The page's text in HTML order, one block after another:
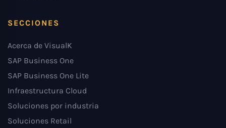
SECCIONES
Acerca de VisualK
SAP Business One
SAP Business One Lite
Infraestructura Cloud
Soluciones por industria
Soluciones Retail